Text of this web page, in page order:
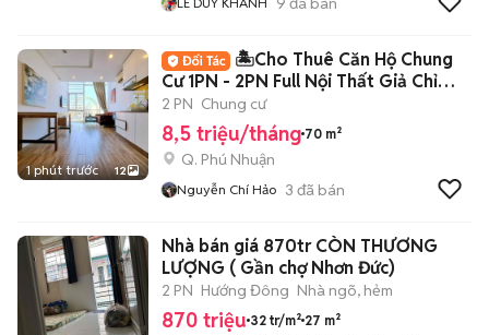
1 phút trước 12
🏝️Cho Thuê Căn Hộ Chung
Cư 1PN - 2PN Full Nội Thất Giả Chỉ
8Tr5🏝️
2 PN Chung cư
8,5 triệu/tháng 70 m²
Q. Phú Nhuận
Nguyễn Chí Hảo 3 đã bán
Nhà bán giá 870tr CÒN THƯƠNG
LƯỢNG ( Gần chợ Nhơn Đức)
2 PN Hướng Đông Nhà ngõ, hẻm
870 triệu 32 tr/m² 27 m²